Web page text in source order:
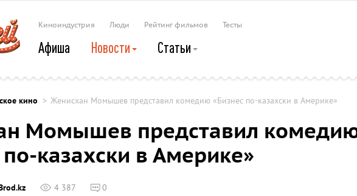
Киноиндустрия Люди Рейтинг фильмов Тесты
Афиша Новости Статьи
кино Женисхан Момышев представил комедию «Бизнес по-казахски в Америке»
Момышев представил
по-казахски в Америке»
4 387 0